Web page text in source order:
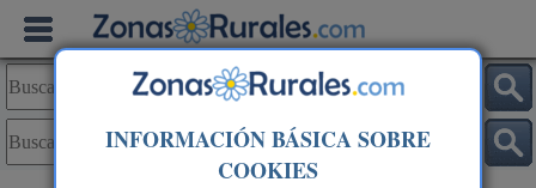
INFORMACIÓN BÁSICA SOBRE
COOKIES